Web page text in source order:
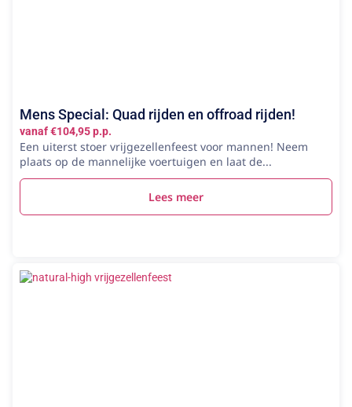
Mens Special: Quad rijden en offroad rijden!
vanaf €104,95 p.p.
Een uiterst stoer vrijgezellenfeest voor mannen! Neem
plaats op de mannelijke voertuigen en laat de...
Lees meer